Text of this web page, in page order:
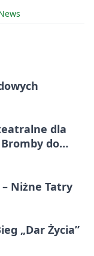
dla
Bromby do
– Niżne Tatry
„Dar Życia”